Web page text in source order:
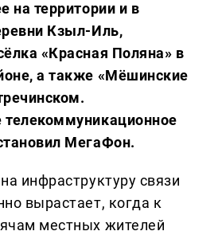
на территории и в
Кзыл‑Иль,
«Красная Поляна» в
а также «Мёшинские
телекоммуникационное
МегаФон.
инфраструктуру связи
вырастает, когда к
местных жителей